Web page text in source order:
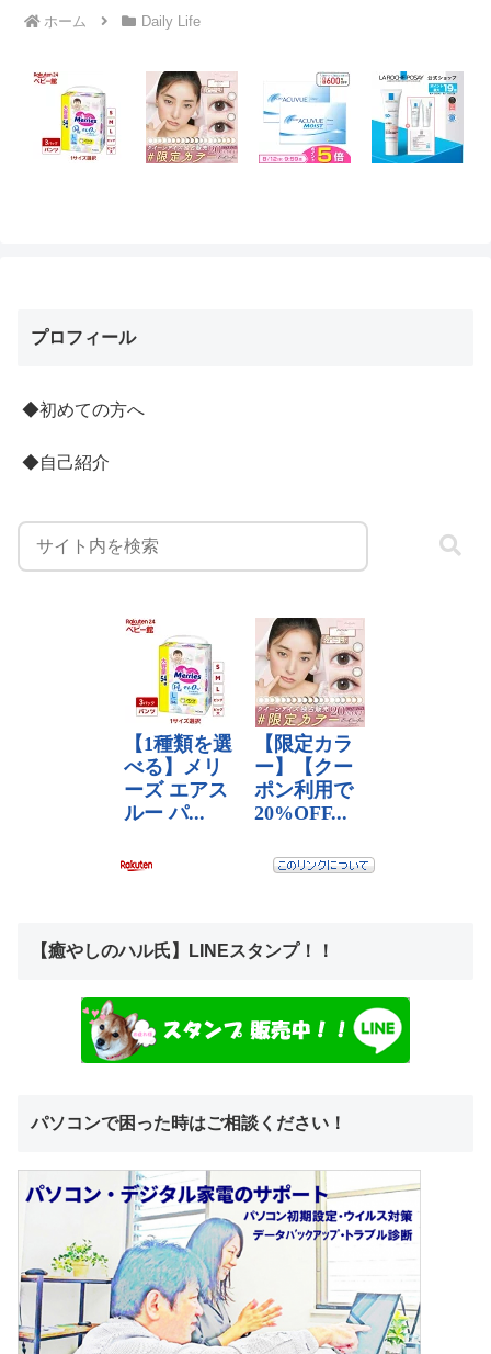
ホーム Daily Life
プロフィール
◆初めての方へ
◆自己紹介
【癒やしのハル氏】LINEスタンプ！！
パソコンで困った時はご相談ください！